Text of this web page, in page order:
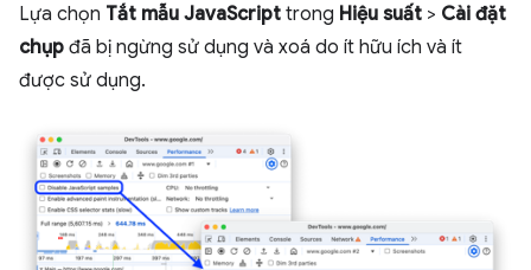
Lựa chọn Tắt mẫu JavaScript trong Hiệu suất > Cài đặt
chụp đã bị ngừng sử dụng và xoá do ít hữu ích và ít
được sử dụng.